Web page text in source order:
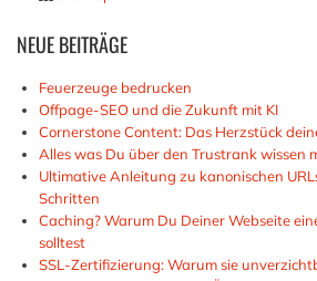
NEUEBEITRÄGE
Feuerzeuge bedrucken
Offpage-SEO und die Zukunft mit KI
Cornerstone Content: Das Herzstück
Alles was Du über den Trustrank wissen
Ultimative Anleitung zu kanonischen
Schritten
Caching? Warum Du Deiner Webseite
solltest
SSL-Zertifizierung: Warum sie